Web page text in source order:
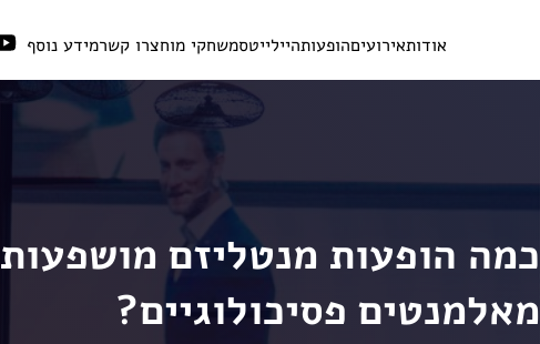
אודותאירועיםהופעותהיילייטסמשחקי מוחצרו קשרמידע נוסף
כמה הופעות מנטליזם מושפעות
מאלמנטים פסיכולוגיים?